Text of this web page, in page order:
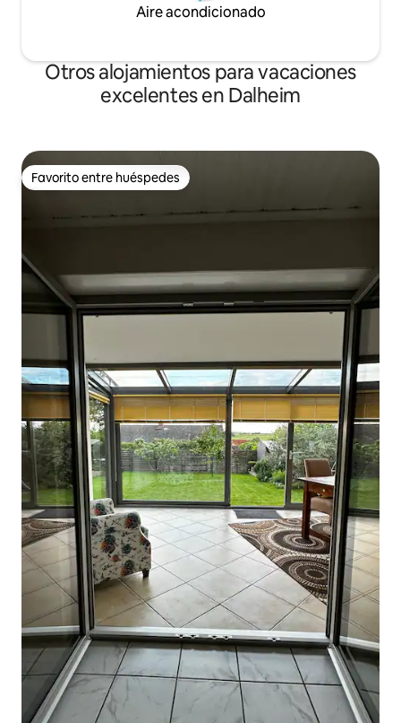
Aire acondicionado
Otros alojamientos para vacaciones
excelentes en Dalheim
Favorito entre huéspedes
Favorito entre huéspedes